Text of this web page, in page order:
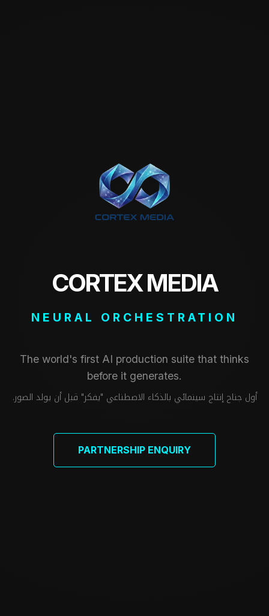
CORTEX MEDIA
NEURAL ORCHESTRATION
The world's first AI production suite that thinks
before it generates.
أول جناح إنتاج سينمائي بالذكاء الاصطناعي "يفكر" قبل أن يولد الصور.
PARTNERSHIP ENQUIRY